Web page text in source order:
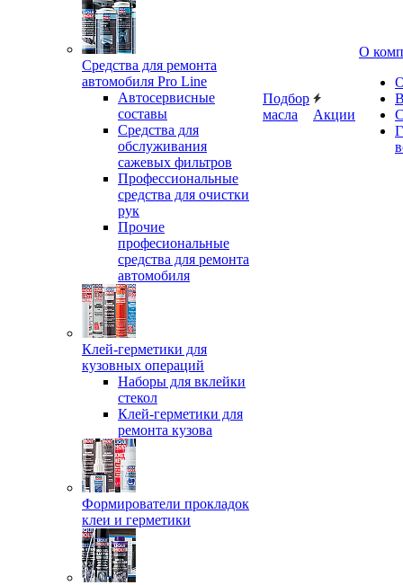
Средства для ремонта
автомобиля Pro Line
Автосервисные
составы
Средства для
обслуживания
сажевых фильтров
Профессиональные
средства для очистки
рук
Прочие
професиональные
средства для ремонта
автомобиля
Клей-герметики для
кузовных операций
Наборы для вклейки
стекол
Клей-герметики для
ремонта кузова
Формирователи прокладок
клеи и герметики
Подбор
масла
Акции
О